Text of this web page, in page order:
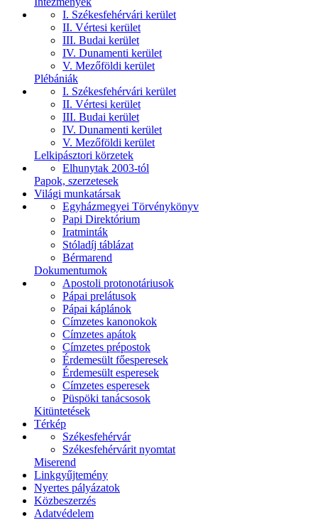
I. Székesfehérvári kerület
II. Vértesi kerület
III. Budai kerület
IV. Dunamenti kerület
V. Mezőföldi kerület
Plébániák
I. Székesfehérvári kerület
II. Vértesi kerület
III. Budai kerület
IV. Dunamenti kerület
V. Mezőföldi kerület
Lelkipásztori körzetek
Elhunytak 2003-tól
Papok, szerzetesek
Világi munkatársak
Egyházmegyei Törvénykönyv
Papi Direktórium
Iratminták
Stóladíj táblázat
Bérmarend
Dokumentumok
Apostoli protonotáriusok
Pápai prelátusok
Pápai káplánok
Címzetes kanonokok
Címzetes apátok
Címzetes prépostok
Érdemesült főesperesek
Érdemesült esperesek
Címzetes esperesek
Püspöki tanácsosok
Kitüntetések
Térkép
Székesfehérvár
Székesfehérvárit nyomtat
Miserend
Linkgyűjtemény
Nyertes pályázatok
Közbeszerzés
Adatvédelem